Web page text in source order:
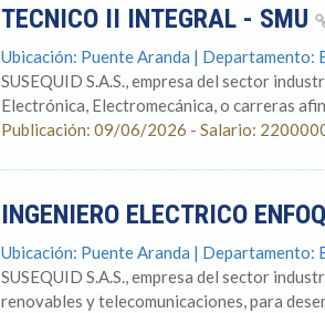
TECNICO II INTEGRAL - SMU
Ubicación: Puente Aranda | Departamento:
SUSEQUID S.A.S., empresa del sector
Electrónica, Electromecánica, o carreras
Publicación: 09/06/2026 - Salario:
INGENIERO ELECTRICO
Ubicación: Puente Aranda | Departamento:
SUSEQUID S.A.S., empresa del sector
renovables y telecomunicaciones, para